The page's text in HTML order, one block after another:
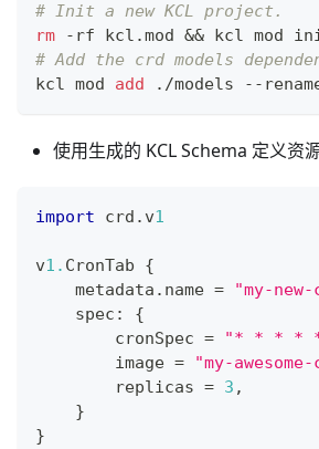
# Init a new KCL project.
rm -rf kcl.mod && kcl mod
# Add the crd models
kcl mod add ./models --
使用生成的 KCL Schema 定义资
import crd . v1
v1. CronTab {
    metadata
. name = "my-
    spec
:
{
        cronSpec
= "* * * *
        image
= "my-
        replicas
= 3 ,
}
}